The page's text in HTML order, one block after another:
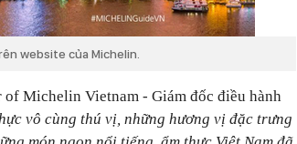
website của Michelin.
Michelin Vietnam - Giám đốc điều hành
vô cùng thú vị, những hương vị đặc trưng